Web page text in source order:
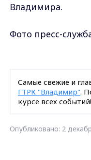
Владимира.
Фото пресс-
Самые свежие и
ГТРК "Владимир".
курсе всех событий!
Опубликовано: 2